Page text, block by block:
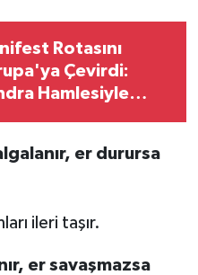
Rotasını
Çevirdi:
Hamlesiyle
er durursa
ileri taşır.
er savaşmazsa